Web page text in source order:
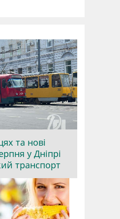
та нові
у Дніпрі
транспорт